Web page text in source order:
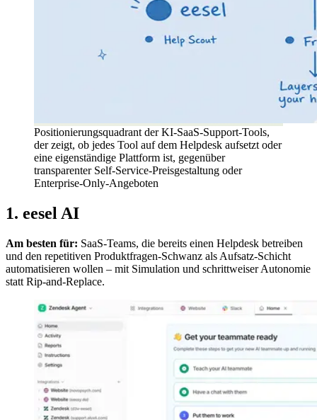
Positionierungsquadrant der KI-SaaS-Support-Tools,
der zeigt, ob jedes Tool auf dem Helpdesk aufsetzt oder
eine eigenständige Plattform ist, gegenüber
transparenter Self-Service-Preisgestaltung oder
Enterprise-Only-Angeboten
1. eesel AI
Am besten für: SaaS-Teams, die bereits einen Helpdesk betreiben
und den repetitiven Produktfragen-Schwanz als Aufsatz-Schicht
automatisieren wollen – mit Simulation und schrittweiser Autonomie
statt Rip-and-Replace.